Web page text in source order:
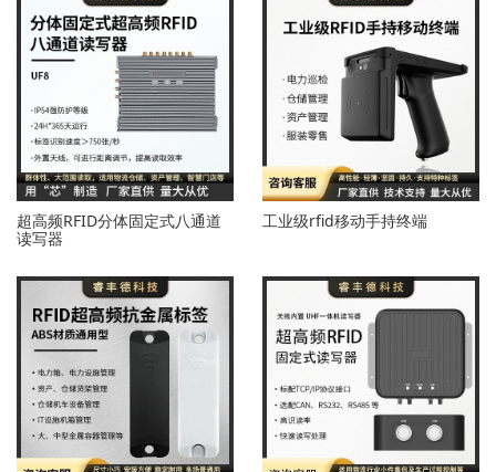
超高频RFID分体固定式八通道
读写器
工业级rfid移动手持终端